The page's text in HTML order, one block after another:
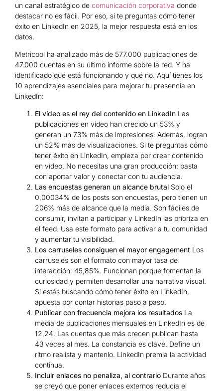
un canal estratégico de comunicación corporativa donde
destacar no es fácil. Por eso, si te preguntas cómo tener
éxito en LinkedIn en 2025, la mejor respuesta está en los
datos.
Metricool ha analizado más de 577.000 publicaciones de
47.000 cuentas en su último informe sobre la red. Y ha
identificado qué está funcionando y qué no. Aquí tienes los
10 aprendizajes esenciales para mejorar tu presencia en
LinkedIn:
El vídeo es el rey del contenido en LinkedIn Las
publicaciones en vídeo han crecido un 53% y
generan un 73% más de impresiones. Además, logran
un 52% más de visualizaciones. Si te preguntas cómo
tener éxito en LinkedIn, empieza por crear contenido
en vídeo. No necesitas una gran producción: basta
con aportar valor y conectar con tu audiencia.
Las encuestas generan un alcance brutal Solo el
0,00034% de los posts son encuestas, pero tienen un
206% más de alcance que la media. Son fáciles de
consumir, invitan a participar y LinkedIn las prioriza en
el feed. Usa este formato para activar a tu comunidad
y aumentar tu visibilidad.
Los carruseles consiguen el mayor engagement Los
carruseles son el formato con mayor tasa de
interacción: 45,85%. Funcionan porque fomentan la
curiosidad y permiten desarrollar una narrativa visual.
Si estás buscando cómo tener éxito en LinkedIn,
apuesta por contar historias paso a paso.
Publicar con frecuencia mejora los resultados La
media de publicaciones mensuales en LinkedIn es de
12,24. Las cuentas que más crecen publican hasta
43 veces al mes. La constancia es clave. Define un
ritmo realista y mantenlo. LinkedIn premia la actividad
continua.
Incluir enlaces no penaliza, al contrario Durante años
se creyó que poner enlaces externos reducía el